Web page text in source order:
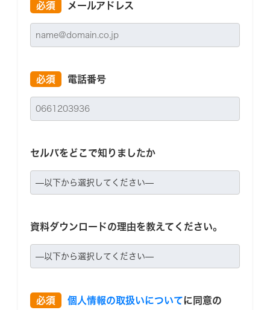
必須 メールアドレス
必須 電話番号
セルバをどこで知りましたか
資料ダウンロードの理由を教えてください。
必須 個人情報の取扱いについてに同意の